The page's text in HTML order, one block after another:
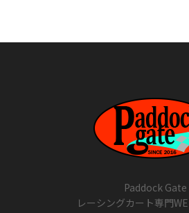
Paddock Gate
レーシングカート専門